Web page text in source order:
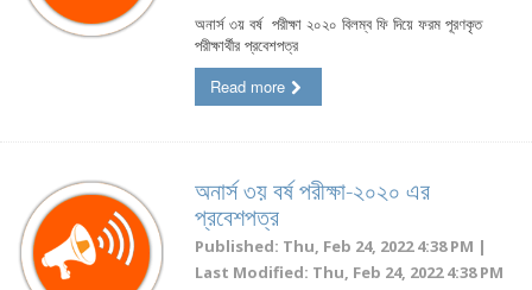
অনার্স ৩য় বর্ষ পরীক্ষা ২০২০ বিলম্ব ফি দিয়ে ফরম পূরণকৃত
পরীক্ষার্থীর প্রবেশপত্র
Read more
অনার্স ৩য় বর্ষ পরীক্ষা-২০২০ এর
প্রবেশপত্র
Published: Thu, Feb 24, 2022 4:38 PM |
Last Modified: Thu, Feb 24, 2022 4:38 PM